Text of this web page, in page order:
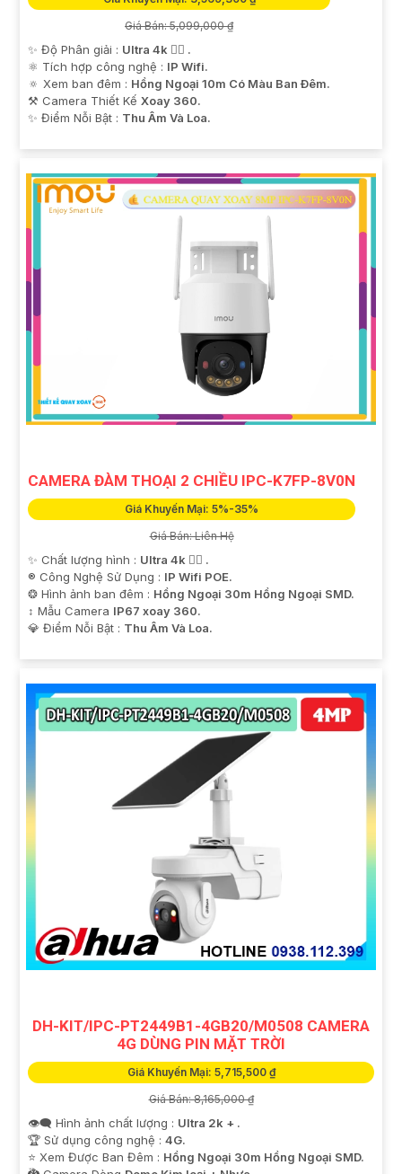
Giá Bán: 5,099,000 ₫
✨ Độ Phân giải : Ultra 4k 👍🏾 .
⚛️ Tích hợp công nghệ : IP Wifi.
🔅 Xem ban đêm : Hồng Ngoại 10m Có Màu Ban Ðêm.
⚒ Camera Thiết Kế Xoay 360.
️✨ Điểm Nỗi Bật : Thu Âm Và Loa.
CAMERA ĐÀM THOẠI 2 CHIỀU IPC-K7FP-8V0N
Giá Khuyến Mại: 5%-35%
Giá Bán: Liên Hệ
✨ Chất lượng hình : Ultra 4k 👍🏾 .
®️ Công Nghệ Sử Dụng : IP Wifi POE.
❂ Hình ảnh ban đêm : Hồng Ngoại 30m Hồng Ngoại SMD.
↕️ Mẫu Camera IP67 xoay 360.
️💎 Điểm Nỗi Bật : Thu Âm Và Loa.
DH-KIT/IPC-PT2449B1-4GB20/M0508 CAMERA
4G DÙNG PIN MẶT TRỜI
Giá Khuyến Mại: 5,715,500 ₫
Giá Bán: 8,165,000 ₫
👁️‍🗨 Hình ảnh chất lượng : Ultra 2k + .
🏆 Sử dụng công nghệ : 4G.
⭐ Xem Được Ban Đêm : Hồng Ngoại 30m Hồng Ngoại SMD.